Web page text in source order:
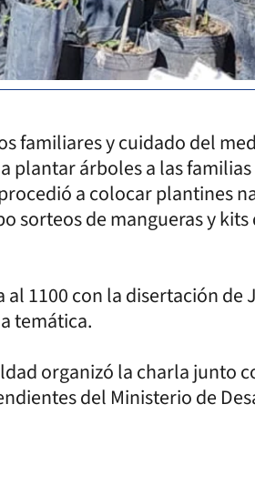
familiares y cuidado del
plantar árboles a las familias
a colocar plantines
sorteos de mangueras y kits
1100 con la disertación de
temática.
organizó la charla junto
del Ministerio de